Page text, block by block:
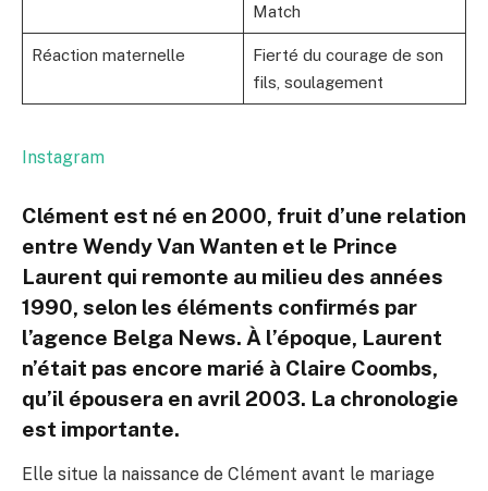
Match
Réaction maternelle
Fierté du courage de son
fils, soulagement
Instagram
Clément est né en 2000, fruit d’une relation
entre Wendy Van Wanten et le Prince
Laurent qui remonte au milieu des années
1990, selon les éléments confirmés par
l’agence Belga News. À l’époque, Laurent
n’était pas encore marié à Claire Coombs,
qu’il épousera en avril 2003. La chronologie
est importante.
Elle situe la naissance de Clément avant le mariage